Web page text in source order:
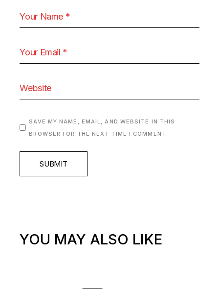
SAVE MY NAME, EMAIL, AND WEBSITE IN THIS
BROWSER FOR THE NEXT TIME I COMMENT.
SUBMIT
YOU MAY ALSO LIKE